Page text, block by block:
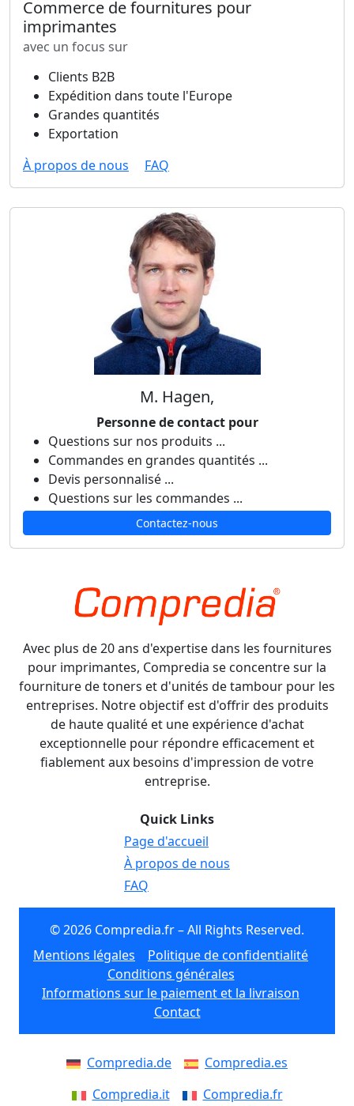
Commerce de fournitures pour
imprimantes
avec un focus sur
Clients B2B
Expédition dans toute l'Europe
Grandes quantités
Exportation
À propos de nous
FAQ
M. Hagen,
Personne de contact pour
Questions sur nos produits ...
Commandes en grandes quantités ...
Devis personnalisé ...
Questions sur les commandes ...
Contactez-nous
Avec plus de 20 ans d'expertise dans les fournitures
pour imprimantes, Compredia se concentre sur la
fourniture de toners et d'unités de tambour pour les
entreprises. Notre objectif est d'offrir des produits
de haute qualité et une expérience d'achat
exceptionnelle pour répondre efficacement et
fiablement aux besoins d'impression de votre
entreprise.
Quick Links
Page d'accueil
À propos de nous
FAQ
© 2026 Compredia.fr – All Rights Reserved.
Mentions légales
Politique de confidentialité
Conditions générales
Informations sur le paiement et la livraison
Contact
Compredia.de
Compredia.es
Compredia.it
Compredia.fr